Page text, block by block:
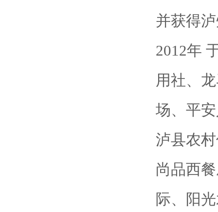
并获得
2012年
用社、
场、平
泸县农
尚品西
际、阳